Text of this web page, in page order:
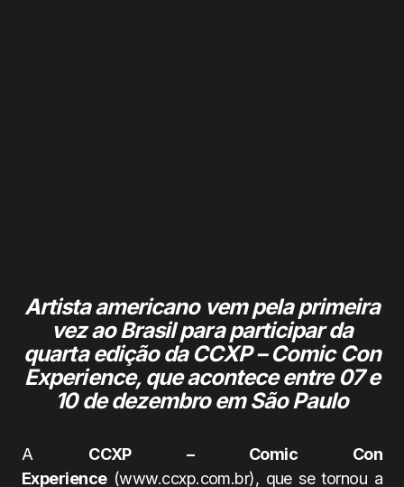
Artista americano vem pela primeira
vez ao Brasil para participar da
quarta edição da CCXP – Comic Con
Experience, que acontece entre 07 e
10 de dezembro em São Paulo
A
CCXP – Comic Con
Experience(www.ccxp.com.br), que se tornou a